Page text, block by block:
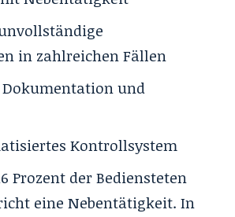
in zahlreichen Fällen
und
Kontrollsystem
Prozent der Bediensteten
eine Nebentätigkeit. In